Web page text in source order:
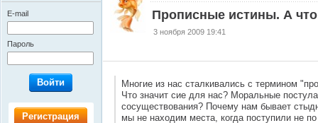
Прописные истины. А
3 ноября 2009 19:41
Многие из нас сталкивались с термином
Что значит сие для нас? Моральные
сосуществования? Почему нам бывает
мы не находим места, когда поступили не
E-mail
Пароль
Войти
Регистрация